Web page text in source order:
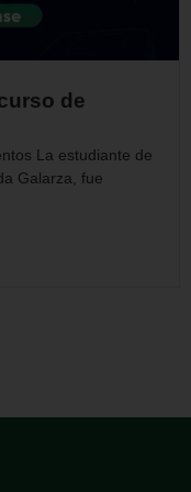
de
La estudiante de
Galarza, fue